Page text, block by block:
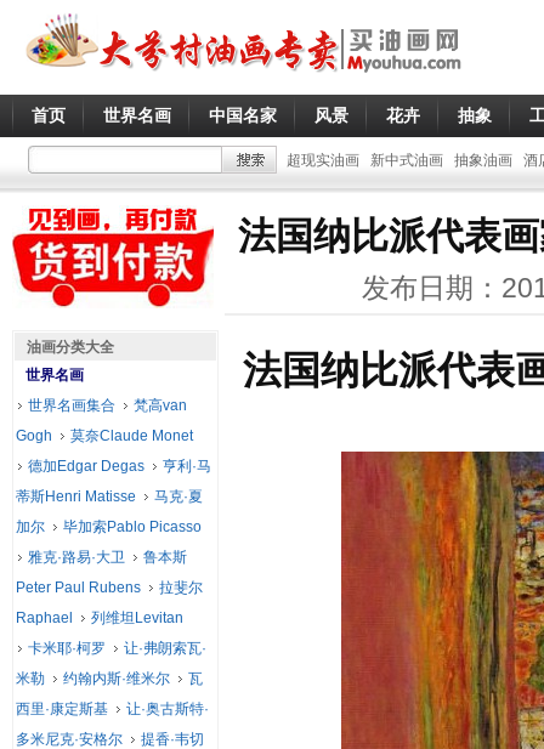
首页 世界名画 中国名家 风景 花卉 抽象
超现实油画 新中式油画 抽象油画 酒
法国纳比派代表
发布日期：
法国纳比派代表
油画分类大全
世界名画
世界名画集合
梵高van
Gogh
莫奈Claude Monet
德加Edgar Degas
亨利·马
蒂斯Henri Matisse
马克·夏
加尔
毕加索Pablo Picasso
雅克·路易·大卫
鲁本斯
Peter Paul Rubens
拉斐尔
Raphael
列维坦Levitan
卡米耶·柯罗
让·弗朗索瓦·
米勒
约翰内斯·维米尔
瓦
西里·康定斯基
让·奥古斯特·
多米尼克·安格尔
提香·韦切